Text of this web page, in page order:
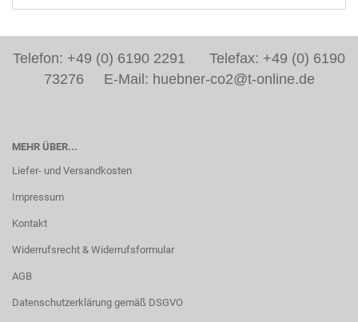
Telefon: +49 (0) 6190 2291 Telefax: +49 (0) 6190
73276 E-Mail: huebner-co2@t-online.de
MEHR ÜBER...
Liefer- und Versandkosten
Impressum
Kontakt
Widerrufsrecht & Widerrufsformular
AGB
Datenschutzerklärung gemäß DSGVO